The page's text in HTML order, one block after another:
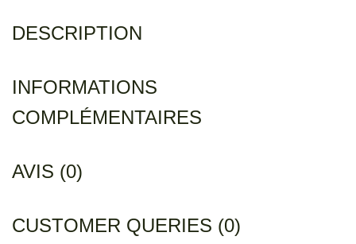
DESCRIPTION
INFORMATIONS
COMPLÉMENTAIRES
AVIS (0)
CUSTOMER QUERIES (0)